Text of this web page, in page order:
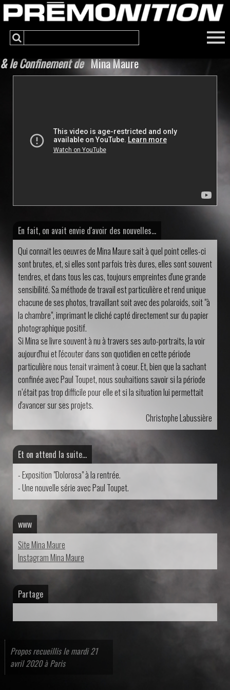
& le Confinement de Mina Maure
En fait, on avait envie d'avoir des nouvelles...
Qui connait les oeuvres de Mina Maure sait à quel point celles-ci
sont brutes, et, si elles sont parfois très dures, elles sont souvent
tendres, et dans tous les cas, toujours empreintes d'une grande
sensibilité. Sa méthode de travail est particulière et rend unique
chacune de ses photos, travaillant soit avec des polaroids, soit "à
la chambre", imprimant le cliché capté directement sur du papier
photographique positif.
Si Mina se livre souvent à nu à travers ses auto-portraits, la voir
aujourd'hui et l'écouter dans son quotidien en cette période
particulière nous tenait vraiment à coeur. Et, bien que la sachant
confinée avec Paul Toupet, nous souhaitions savoir si la période
n’était pas trop difficile pour elle et si la situation lui permettait
d'avancer sur ses projets.
Christophe Labussière
Et on attend la suite...
- Exposition "Dolorosa" à la rentrée.
- Une nouvelle série avec Paul Toupet.
www
Site Mina Maure
Instagram Mina Maure
Partage
Propos recueillis le mardi 21
avril 2020 à Paris